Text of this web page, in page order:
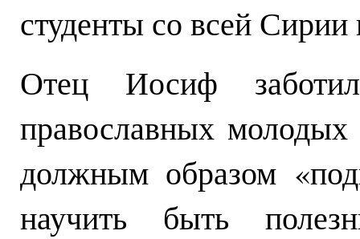
студенты со всей
Отец Иосиф
православных
должным образом
научить быть